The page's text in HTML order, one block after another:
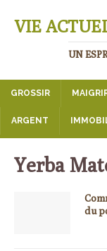
VIE
UN
GROSSIR
ARGENT
Yerba
du